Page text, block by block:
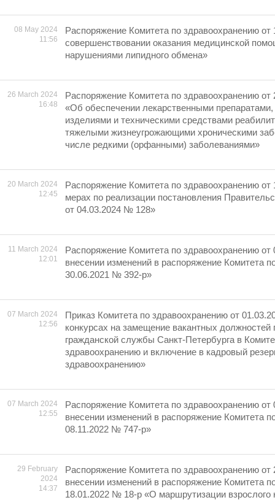
08 May 2024
11:56
Распоряжение Комитета по здравоохранению
совершенствовании оказания медицинской
нарушениями липидного обмена»
26 March 2024
16:48
Распоряжение Комитета по здравоохранению
«Об обеспечении лекарственными
изделиями и техническими средствами
тяжелыми жизнеугрожающими хроническими
числе редкими (орфанными) заболеваниями»
20 March 2024
12:45
Распоряжение Комитета по здравоохранению
мерах по реализации постановления
от 04.03.2024 № 128»
11 March 2024
12:01
Распоряжение Комитета по здравоохранению
внесении изменений в распоряжение Комитета
30.06.2021 № 392-р»
07 March 2024
12:56
Приказ Комитета по здравоохранению от
конкурсах на замещение вакантных должностей
гражданской службы Санкт-Петербурга в
здравоохранению и включение в кадровый
здравоохранению»
07 March 2024
12:55
Распоряжение Комитета по здравоохранению
внесении изменений в распоряжение Комитета
08.11.2022 № 747-р»
29 February
2024
14:37
Распоряжение Комитета по здравоохранению
внесении изменений в распоряжение Комитета
18.01.2022 № 18-р «О маршрутизации взрослого